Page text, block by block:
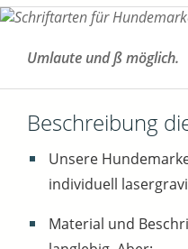
Umlaute und ß möglich.
Beschreibung
Unsere
individuell
Material und